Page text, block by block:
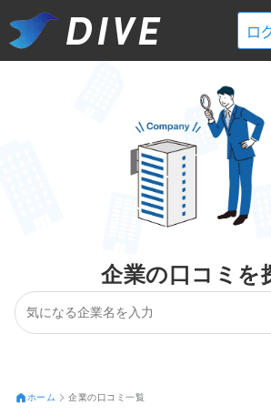
ロ
企業の口コミを
ホーム 企業の口コミ一覧